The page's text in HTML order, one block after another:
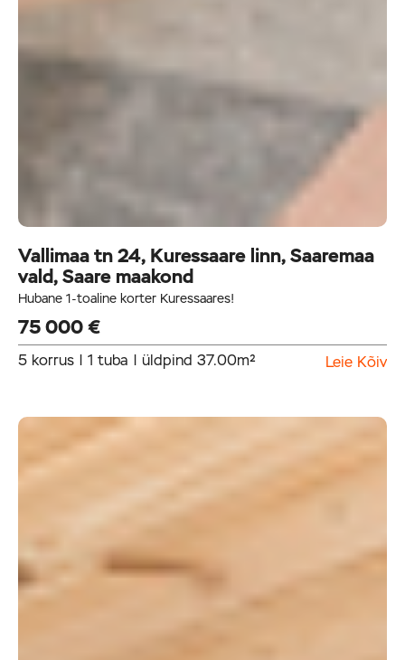
Vallimaa tn 24, Kuressaare linn, Saaremaa
vald, Saare maakond
Hubane 1-toaline korter Kuressaares!
75 000 €
5 korrus | 1 tuba | üldpind 37.00m² Leie Kõiv